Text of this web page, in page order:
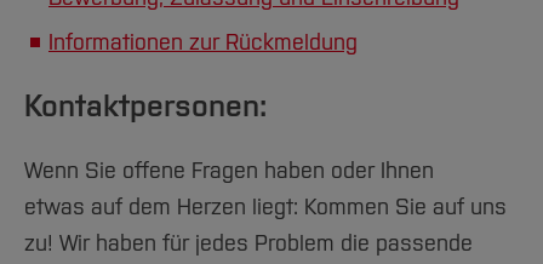
Informationen zur Rückmeldung
Kontaktpersonen:
Wenn Sie offene Fragen haben oder Ihnen
etwas auf dem Herzen liegt: Kommen Sie auf uns
zu! Wir haben für jedes Problem die passende